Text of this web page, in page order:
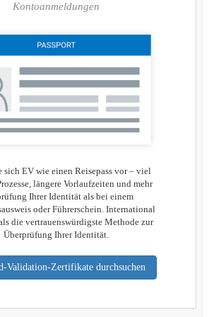
Kontoanmeldungen
sich EV wie einen Reisepass vor – viel
längere Vorlaufzeiten und mehr
Ihrer Identität als bei einem
oder Führerschein. International
die vertrauenswürdigste Methode zur
Überprüfung Ihrer Identität.
Validation-Zertifikate durchsuchen